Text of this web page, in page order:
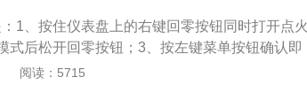
里保养：每40000公里所做项目要比20000公里
芯和火花塞之外还有空气滤芯和刹车油。
1、按住仪表盘上的右键回零按钮同时打开点火
式后松开回零按钮；3、按左键菜单按钮确认即
厢车，其车身尺寸是：长4663mm、宽1815m
阅读：5715